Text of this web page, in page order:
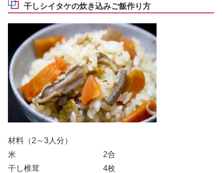
干しシイタケの炊き込みご飯作り方
材料（2～3人分）
米 2合
干し椎茸 4枚